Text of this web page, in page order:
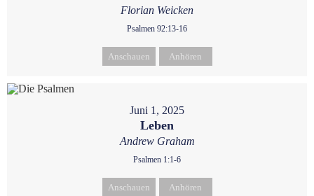
Florian Weicken
Psalmen 92:13-16
Anschauen Anhören
Juni 1, 2025
Leben
Andrew Graham
Psalmen 1:1-6
Anschauen Anhören